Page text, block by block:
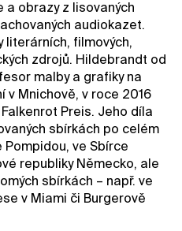
a obrazy z lisovaných
audiokazet.
literárních, filmových,
zdrojů. Hildebrandt od
malby a grafiky na
v Mnichově, v roce 2016
Preis. Jeho díla
sbírkách po celém
ve Sbírce
republiky Německo, ale
sbírkách – např. ve
v Miami či Burgerově